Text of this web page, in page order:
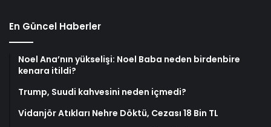
En Güncel Haberler
Noel Ana’nın yükselişi: Noel Baba neden birdenbire
kenara itildi?
Trump, Suudi kahvesini neden içmedi?
Vidanjör Atıkları Nehre Döktü, Cezası 18 Bin TL